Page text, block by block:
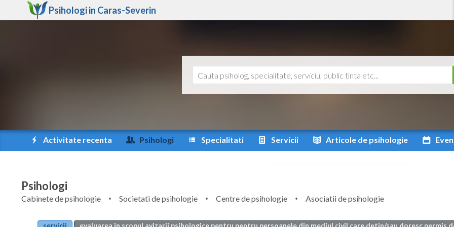
Psihologi in Caras-Severin
Activitate recenta Psihologi Specialitati Servicii Articole de psihologie
Psihologi
Cabinete de psihologie Societati de psihologie Centre de psihologie
Asociatii de psihologie
servicii
evaluarea in scopul avizarii psihologice pentru pentru persoanele din mediul civil care detin/sau doresc permis